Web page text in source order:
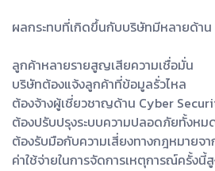
ผลกระทบที่เกิดขึ้นกับบริษัทมีหลายด้าน
ลูกค้าหลายรายสูญเสียความเชื่อมั่น
บริษัทต้องแจ้งลูกค้าที่ข้อมูลรั่วไหล
ต้องจ้างผู้เชี่ยวชาญด้าน Cyber
ต้องปรับปรุงระบบความปลอดภัยทั้งหม
ต้องรับมือกับความเสี่ยงทางกฎหมายจ
ค่าใช้จ่ายในการจัดการเหตุการณ์ครั้งนี้